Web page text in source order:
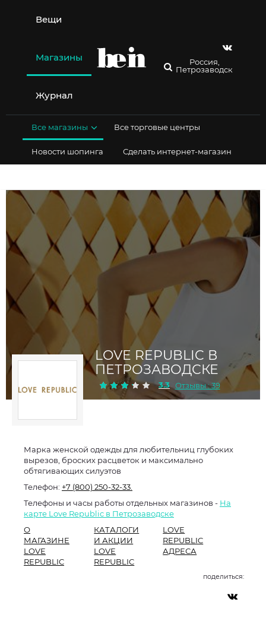
содержимому
Вещи
Магазины
Журнал
Россия,
Петрозаводск
Все магазины Все торговые центры
Новости шопинга Сделать интернет-магазин
LOVE REPUBLIC В
ПЕТРОЗАВОДСКЕ
3.3 Отзывы : 39
Марка женской одежды для любительниц глубоких
вырезов, броских расцветок и максимально
обтягивающих силуэтов
Телефон: +7 (800) 250-32-33.
Телефоны и часы работы отдельных магазинов - На
карте Love Republic в Петрозаводске
О
МАГАЗИНЕ
LOVE
REPUBLIC
КАТАЛОГИ
И АКЦИИ
LOVE
REPUBLIC
LOVE
REPUBLIC
АДРЕСА
поделиться: